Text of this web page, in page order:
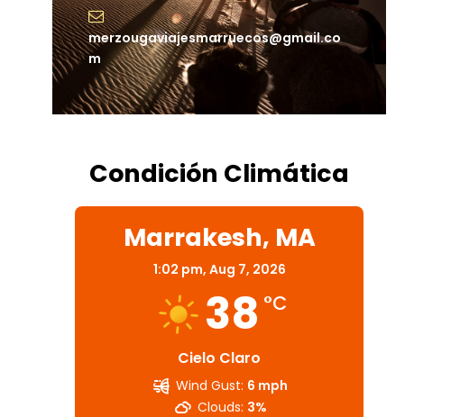
merzougaviajesmarruecos@gmail.co
m
Condición Climática
Marrakesh, MA
1:02 pm, Aug 7, 2026
38 °C
Cielo Claro
Wind Gust: 6 mph
Clouds: 3%